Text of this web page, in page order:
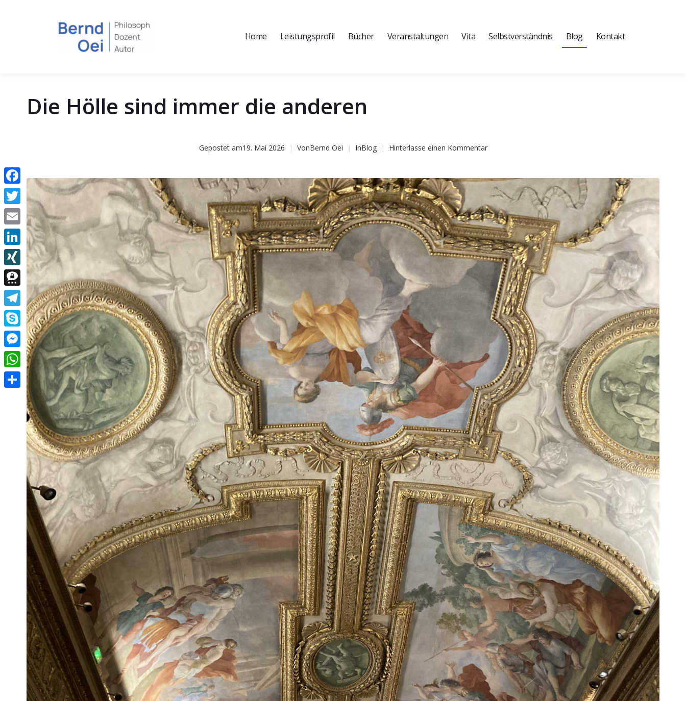
Home Leistungsprofil Bücher Veranstaltungen Vita Selbstverständnis Blog Kontakt
Die Hölle sind immer die anderen
Gepostet am19. Mai 2026 VonBernd Oei InBlog Hinterlasse einen Kommentar
Facebook
Twitter
Email
LinkedIn
XING
Threema
Telegram
Skype
Messenger
WhatsApp